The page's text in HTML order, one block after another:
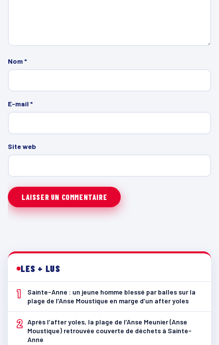
Nom *
E-mail *
Site web
LES + LUS
1
Sainte-Anne : un jeune homme blessé par balles sur la
plage de l’Anse Moustique en marge d’un after yoles
2 Après l’after yoles, la plage de l’Anse Meunier (Anse
Moustique) retrouvée couverte de déchets à Sainte-
Anne